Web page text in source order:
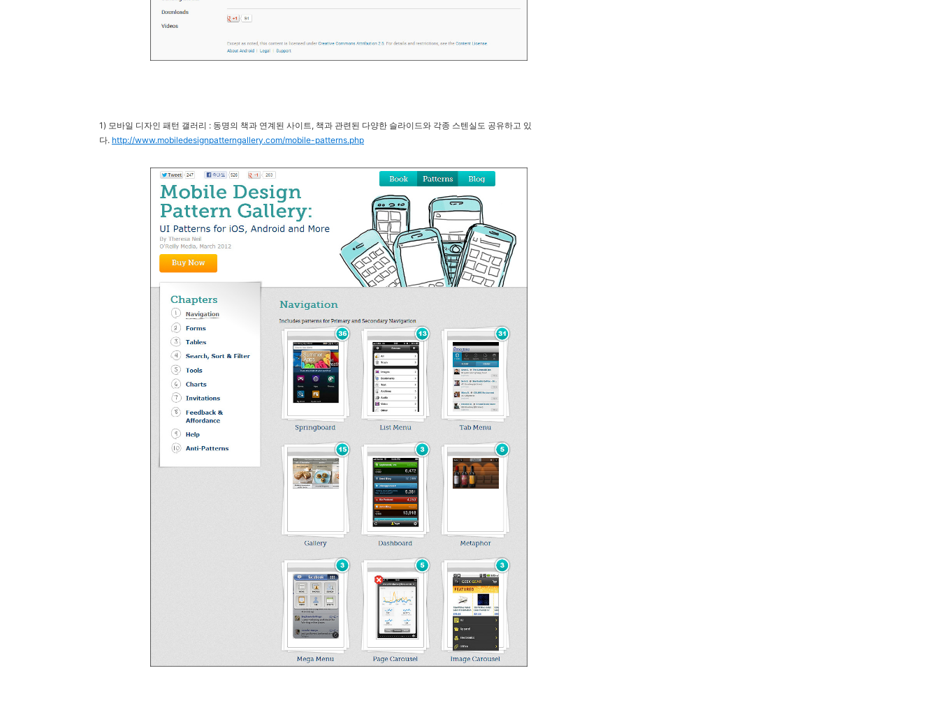
1) 모바일 디자인 패턴 갤러리 : 동명의 책과 연계된 사이트, 책과 관련된 다양한 슬라이드와 각종 스텐실도 공유하고 있
다. http://www.mobiledesignpatterngallery.com/mobile-patterns.php